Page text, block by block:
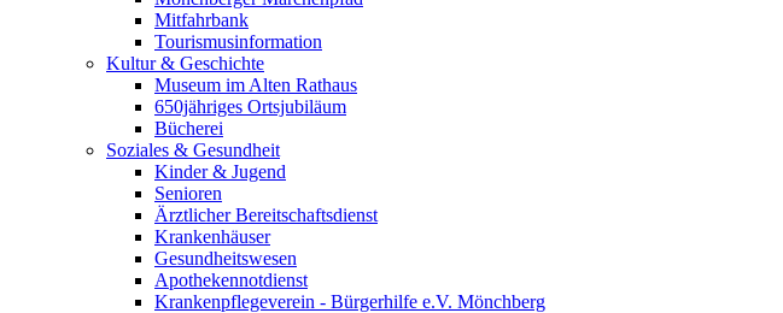
Mitfahrbank
Tourismusinformation
Kultur & Geschichte
Museum im Alten Rathaus
650jähriges Ortsjubiläum
Bücherei
Soziales & Gesundheit
Kinder & Jugend
Senioren
Ärztlicher Bereitschaftsdienst
Krankenhäuser
Gesundheitswesen
Apothekennotdienst
Krankenpflegeverein - Bürgerhilfe e.V. Mönchberg